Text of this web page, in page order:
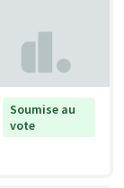
Soumise au
vote